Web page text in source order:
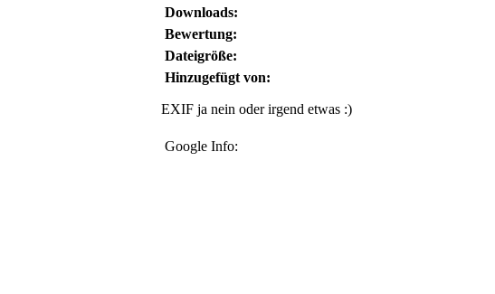
Downloads:
Bewertung:
Dateigröße:
Hinzugefügt von:
EXIF ja nein oder irgend etwas :)
Google Info: